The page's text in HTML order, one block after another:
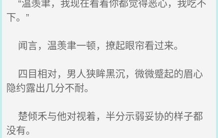
下。”
闻言，温羡聿一顿，撩起眼帘看过来。
四目相对，男人狭眸黑沉，微微蹙起的眉心
隐约露出几分不耐。
楚倾禾与他对视着，半分示弱妥协的样子都
没有。